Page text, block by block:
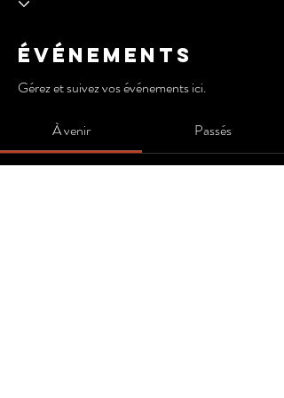
Événements
Gérez et suivez vos événements ici.
À venir Passés